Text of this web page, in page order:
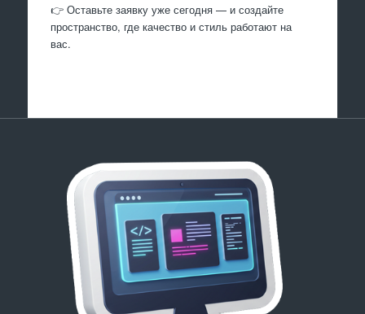
👉 Оставьте заявку уже сегодня — и создайте
пространство, где качество и стиль работают на
вас.